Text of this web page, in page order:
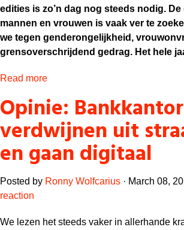
edities is zo’n dag nog steeds nodig.
mannen en vrouwen is vaak ver te
we tegen genderongelijkheid,
grensoverschrijdend gedrag. Het hele
Read more
Opinie:
verdwijnen uit
en gaan digitaal
Posted by Ronny Wolfcarius · March 08,
reaction
We lezen het steeds vaker in allerhande